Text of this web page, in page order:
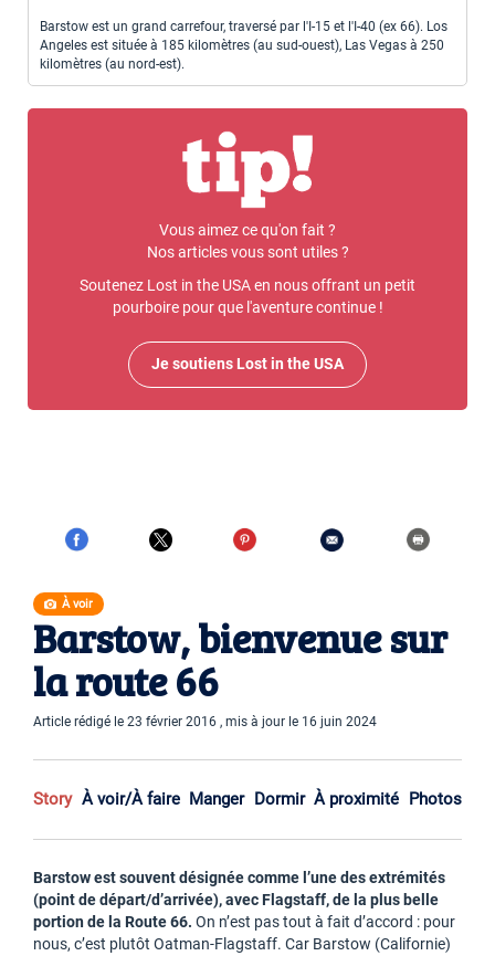
À voir
Barstow, bienvenue sur
la route 66
Article rédigé le 23 février 2016 , mis à jour le 16 juin 2024
Story À voir/À faire Manger Dormir À proximité Photos
Barstow est souvent désignée comme l’une des extrémités
(point de départ/d’arrivée), avec Flagstaff, de la plus belle
portion de la Route 66. On n’est pas tout à fait d’accord : pour
nous, c’est plutôt Oatman-Flagstaff. Car Barstow (Californie)
Barstow est un grand carrefour, traversé par l'I-15 et l'I-40 (ex 66). Los
Angeles est située à 185 kilomètres (au sud-ouest), Las Vegas à 250
kilomètres (au nord-est).
Vous aimez ce qu'on fait ?
Nos articles vous sont utiles ?
Soutenez Lost in the USA en nous offrant un petit
pourboire pour que l'aventure continue !
Je soutiens Lost in the USA